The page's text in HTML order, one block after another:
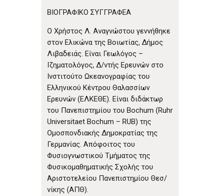
ΒΙΟΓΡΑΦΙΚΟ ΣΥΓΓΡΑΦΕΑ
Ο Χρήστος Λ. Αναγνώστου γεννήθηκε
στον Ελικώνα της Βοιωτίας, Δήμος
Λιβαδειάς. Είναι Γεωλόγος –
Ιζηματολόγος, Δ/ντής Ερευνών στο
Ινστιτούτο Ωκεανογραφίας του
Ελληνικού Κέντρου Θαλασσίων
Ερευνών (ΕΛΚΕΘΕ). Είναι διδάκτωρ
του Πανεπιστημίου του Bochum (Ruhr
Universitaet Bochum – RUB) της
Ομοσπονδιακής Δημοκρατίας της
Γερμανίας. Απόφοιτος του
Φυσιογνωστικού Τμήματος της
Φυσικομαθηματικής Σχολής του
Αριστοτελείου Πανεπιστημίου Θεσ/
νίκης (ΑΠΘ).